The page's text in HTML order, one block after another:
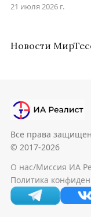
21 июля 2026 г.
Новости
Все права
© 2017-2026
О нас/Миссия ИА
Политика